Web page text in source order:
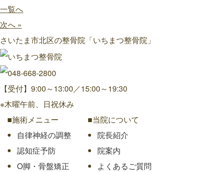
一覧へ
次へ »
さいたま市北区の整骨院「いちまつ整骨院」
【受付】9:00～13:00／15:00～19:30
※木曜午前、日祝休み
■施術メニュー
自律神経の調整
認知症予防
O脚・骨盤矯正
■当院について
院長紹介
院案内
よくあるご質問